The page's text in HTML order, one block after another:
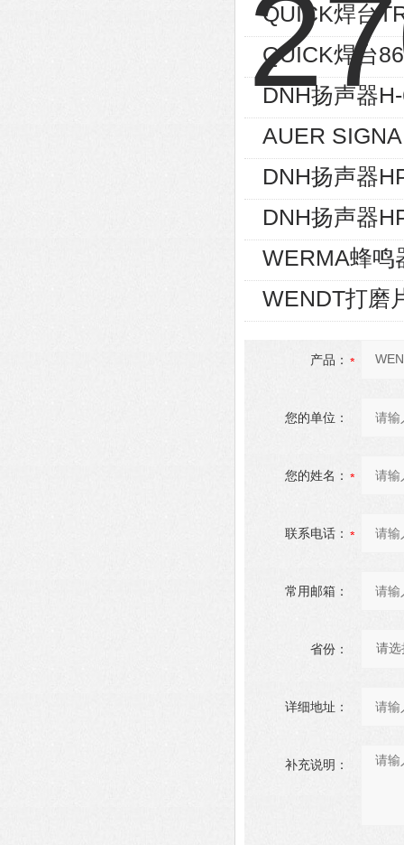
QUICK焊台
QUICK焊台
DNH扬声器
AUER
DNH扬声器
DNH扬声器
WERMA蜂鸣
WENDT打磨
产品：
您的单位：
您的姓名：
联系电话：
常用邮箱：
省份：
详细地址：
补充说明：